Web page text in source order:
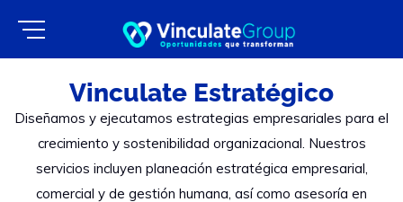
Vinculate Estratégico
Diseñamos y ejecutamos estrategias empresariales para el
crecimiento y sostenibilidad organizacional. Nuestros
servicios incluyen planeación estratégica empresarial,
comercial y de gestión humana, así como asesoría en